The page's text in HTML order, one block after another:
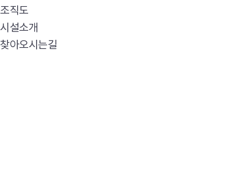
조직도
시설소개
찾아오시는길